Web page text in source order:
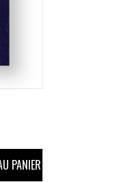
PANIER